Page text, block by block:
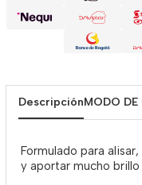
DescripciónMODO DE
Formulado para
y aportar mucho brillo